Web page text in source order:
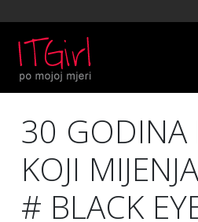
30 GODINA
KOJI
# BLACK